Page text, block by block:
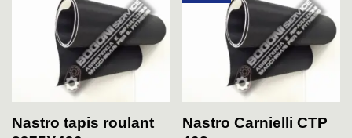
Nastro tapis roulant
Nastro Carnielli CTP